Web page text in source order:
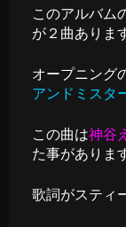
このアルバム
が２曲ありま
オープニング
アンドミスタ
この曲は神谷
た事がありま
歌詞がスティ